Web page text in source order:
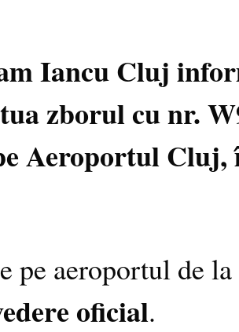
Iancu Cluj
zborul cu nr.
Aeroportul
pe aeroportul de
oficial.